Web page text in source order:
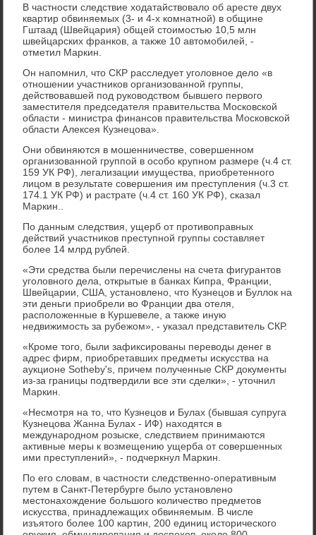
В частности следствие ходатайствовало об аресте двух
квартир обвиняемых (3- и 4-х комнатной) в общине
Гштаад (Швейцария) общей стоимостью 10,5 млн
швейцарских франков, а также 10 автомобилей, -
отметил Маркин.
Он напомнил, что СКР расследует уголовное дело «в
отношении участников организованной группы,
действовавшей под руководством бывшего первого
заместителя председателя правительства Московской
области - министра финансов правительства Московской
области Алексея Кузнецова».
Они обвиняются в мошенничестве, совершенном
организованной группой в особо крупном размере (ч.4 ст.
159 УК РФ), легализации имущества, приобретенного
лицом в результате совершения им преступления (ч.3 ст.
174.1 УК РФ) и растрате (ч.4 ст. 160 УК РФ), сказал
Маркин..
По данным следствия, ущерб от противоправных
действий участников преступной группы составляет
более 14 млрд рублей.
«Эти средства были перечислены на счета фигурантов
уголовного дела, открытые в банках Кипра, Франции,
Швейцарии, США, установлено, что Кузнецов и Буллок на
эти деньги приобрели во Франции два отеля,
расположенные в Куршевеле, а также иную
недвижимость за рубежом», - указал представитель СКР.
«Кроме того, были зафиксированы переводы денег в
адрес фирм, приобретавших предметы искусства на
аукционе Sotheby's, причем полученные СКР документы
из-за границы подтвердили все эти сделки», - уточнил
Маркин.
«Несмотря на то, что Кузнецов и Булах (бывшая супруга
Кузнецова Жанна Булах - ИФ) находятся в
международном розыске, следствием принимаются
активные меры к возмещению ущерба от совершенных
ими преступлений», - подчеркнул Маркин.
По его словам, в частности следственно-оперативным
путем в Санкт-Петербурге было установлено
местонахождение большого количество предметов
искусства, принадлежащих обвиняемым. В числе
изъятого более 100 картин, 200 единиц исторического